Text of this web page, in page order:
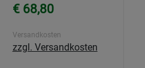
€ 68,80
Versandkosten
zzgl. Versandkosten